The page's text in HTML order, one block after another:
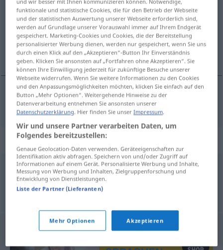
Übersicht aller Übersetzungen
(Für mehr Details die Übersetzung anklicken/antippen)
streng
streng strict
Synonyme für "strict"
aspru,riguros,sever,strașnic,exact,precis,minim
funktionale und statistische Cookies, die für den Betrieb der Webseite
und der statistischen Auswertung unserer Webseite erforderlich sind,
werden auf Grundlage unserer Vorauswahl immer auf Ihrem Endgerät
gespeichert. Marketing-Cookies und Cookies, die der Bereitstellung
personalisierter Werbung dienen, werden nur gespeichert, wenn Sie uns
durch einen Klick auf den „Akzeptieren“-Button Ihr Einverständnis
geben. Klicken Sie ansonsten auf „Fortfahren ohne Akzeptieren“. Sie
können Ihre Einwilligung jederzeit für zukünftige Besuche unserer
Webseite widerrufen. Wenn Sie weitere Informationen zu den Cookies
und den Anpassungsmöglichkeiten möchten, klicken Sie einfach auf den
Button „Mehr Optionen“. Weitergehende Hinweise zu der
Datenverarbeitung entnehmen Sie ansonsten unserer
Datenschutzerklärung . Hier finden Sie unserImpressum
Wir und unsere Partner verarbeiten Daten, um
Folgendes bereitzustellen:
Genaue Geolocation-Daten verwenden. Geräteeigenschaften zur
Identifikation aktiv abfragen. Speichern von und/oder Zugriff auf
Informationen auf einem Gerät. Personalisierte Werbung und Inhalte,
Messung von Werbung und Inhalten, Zielgruppenforschung und
Entwicklung von Dienstleistungen.
Liste der Partner (Lieferanten)
Mehr Optionen Akzeptieren